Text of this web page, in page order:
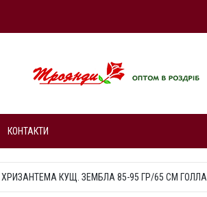
КОНТАКТИ
ХРИЗАНТЕМА КУЩ. ЗЕМБЛА 85-95 ГР/65 СМ